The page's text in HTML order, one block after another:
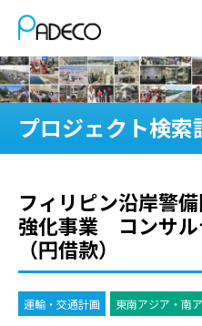
プロジェクト検索
フィリピン沿岸警
強化事業 コンサル
（円借款）
運輸・交通計画 東南アジア・南